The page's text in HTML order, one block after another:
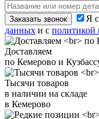
Заказать звонок Я
данных и с политикой
Доставляем
по Кемерово и
Тысячи товаров
в наличии на складе
в Кемерово